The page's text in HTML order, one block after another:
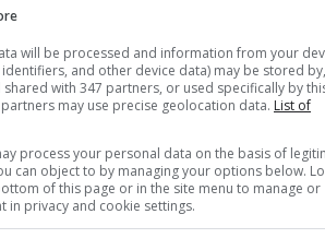
will be processed and information from your
and other device data) may be stored by,
shared with 347 partners, or used specifically by
may use precise geolocation data. List of
process your personal data on the basis of
can object to by managing your options below.
of this page or in the site menu to manage or
in privacy and cookie settings.